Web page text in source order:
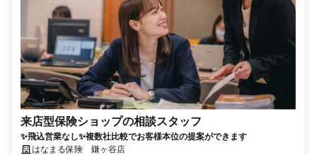
来店型保険ショップの相談スタッフ
✨飛込営業なし✨複数社比較でお客様本位の提案ができます
はなまる保険 鎌ヶ谷店